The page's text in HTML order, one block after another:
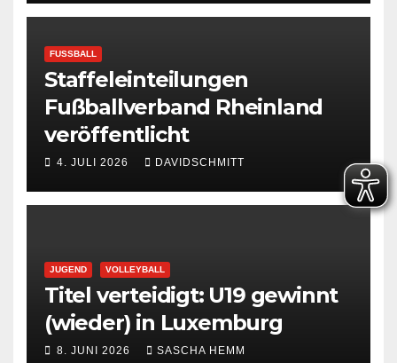
FUSSBALL
Staffeleinteilungen
Fußballverband Rheinland
veröffentlicht
4. JULI 2026 DAVIDSCHMITT
JUGEND VOLLEYBALL
Titel verteidigt: U19 gewinnt
(wieder) in Luxemburg
8. JUNI 2026 SASCHA HEMM